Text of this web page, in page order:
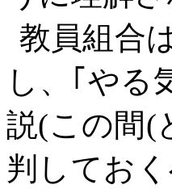
教員組合
し、｢やる
説(この間(
判してお